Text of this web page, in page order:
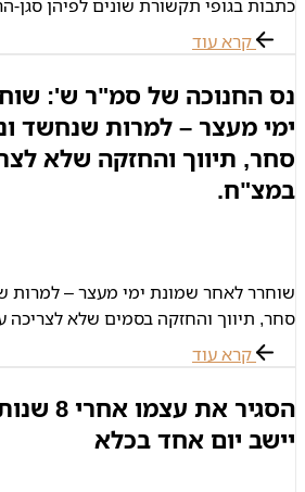
כתבות בגופי תקשורת שונים לפיהן
הרצי הלוי, רצה להיכנס עם רכב לבסיס
הנוסעים
קרא עוד
נס החנוכה של סמ"ר ש':
ימי מעצר – למרות שנחשד
סחר, תיווך והחזקה שלא
במצ"ח.
שוחרר לאחר שמונת ימי מעצר – למרות
סחר, תיווך והחזקה בסמים שלא
בוקר הזדכה סמ"ר ש' על הציוד שלו
קרא עוד
הסגיר את
יישב יום אחד בכלא